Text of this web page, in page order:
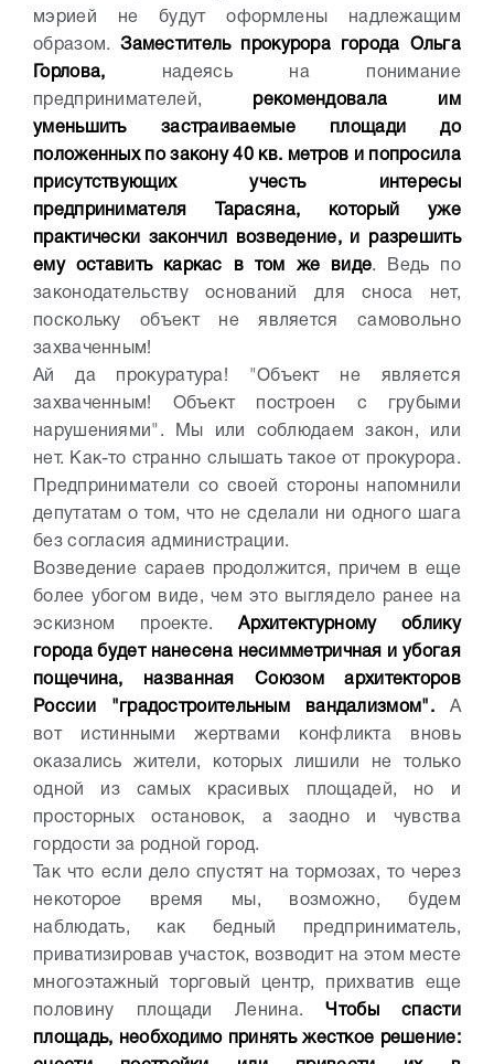
мэрией не будут оформлены надлежащим
образом.Заместитель прокурора города Ольга
Горлова, надеясь на понимание
предпринимателей, рекомендовала им
уменьшить застраиваемые площади до
положенных по закону 40 кв. метров и попросила
присутствующих учесть интересы
предпринимателя Тарасяна, который уже
практически закончил возведение, и разрешить
ему оставить каркас в том же виде. Ведь по
законодательству оснований для сноса нет,
поскольку объект не является самовольно
захваченным!
Ай да прокуратура! "Объект не является
захваченным! Объект построен с грубыми
нарушениями". Мы или соблюдаем закон, или
нет. Как-то странно слышать такое от прокурора.
Предприниматели со своей стороны напомнили
депутатам о том, что не сделали ни одного шага
без согласия администрации.
Возведение сараев продолжится, причем в еще
более убогом виде, чем это выглядело ранее на
эскизном проекте.Архитектурному облику
города будет нанесена несимметричная и убогая
пощечина, названная Союзом архитекторов
России "градостроительным вандализмом". А
вот истинными жертвами конфликта вновь
оказались жители, которых лишили не только
одной из самых красивых площадей, но и
просторных остановок, а заодно и чувства
гордости за родной город.
Так что если дело спустят на тормозах, то через
некоторое время мы, возможно, будем
наблюдать, как бедный предприниматель,
приватизировав участок, возводит на этом месте
многоэтажный торговый центр, прихватив еще
половину площади Ленина.Чтобы спасти
площадь, необходимо принять жесткое решение: